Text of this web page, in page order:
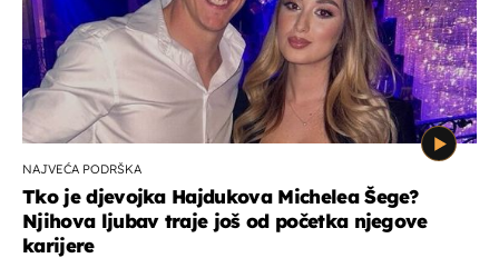
NAJVEĆA PODRŠKA
Tko je djevojka Hajdukova Michelea Šege?
Njihova ljubav traje još od početka njegove
karijere